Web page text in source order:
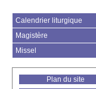
Calendrier liturgique
Magistère
Missel
Plan du site